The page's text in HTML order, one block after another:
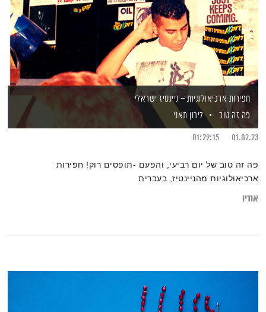
חפירות ארכיאולוגיות – ניינטיז ישראלי
פה זה טוב
לירון תאני
01.02.23
01:29:15
פה זה טוב של יום רביעי, והפעם -תופסים רוק! חפירות
ארכיאולוגיות מהניינטיז, בעברית
אודיו